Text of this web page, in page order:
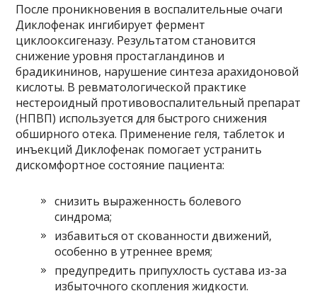
После проникновения в воспалительные очаги
Диклофенак ингибирует фермент
циклооксигеназу. Результатом становится
снижение уровня простагландинов и
брадикининов, нарушение синтеза арахидоновой
кислоты. В ревматологической практике
нестероидный противовоспалительный препарат
(НПВП) используется для быстрого снижения
обширного отека. Применение геля, таблеток и
инъекций Диклофенак помогает устранить
дискомфортное состояние пациента:
снизить выраженность болевого
синдрома;
избавиться от скованности движений,
особенно в утреннее время;
предупредить припухлость сустава из-за
избыточного скопления жидкости.